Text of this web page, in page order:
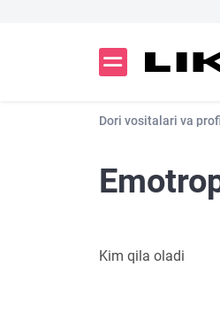
Dori vositalari va
Kim qila oladi